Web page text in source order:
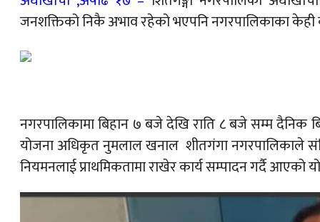
जनशक्तिको निकै अभाव रहेको भएपनि नगरपालिकाका केही
नगरपालिकामा बिहान ७ बजे देखि राति ८ बजे सम्म दैनिक
योजना अधिकृत नुमलाल खनाल शीतगंगा नगरपालिकाले
नियमनलाई प्राथमिकतामा राखेर कार्य सम्पादन गर्दै